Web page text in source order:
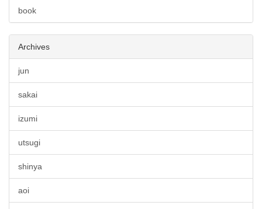
book
Archives
jun
sakai
izumi
utsugi
shinya
aoi